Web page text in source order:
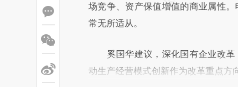
场竞争、资产保值增值的商业属性
常无所适从。
奚国华建议，深化国有企业改革
动生产经营模式创新作为改革重点方